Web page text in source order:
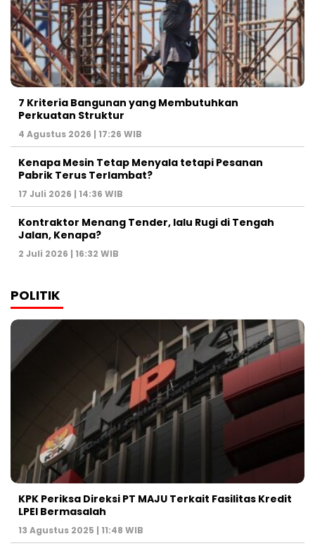
7 Kriteria Bangunan yang Membutuhkan
Perkuatan Struktur
4 Agustus 2026 | 17:26 WIB
Kenapa Mesin Tetap Menyala tetapi Pesanan
Pabrik Terus Terlambat?
17 Juli 2026 | 14:36 WIB
Kontraktor Menang Tender, lalu Rugi di Tengah
Jalan, Kenapa?
2 Juli 2026 | 16:32 WIB
POLITIK
KPK Periksa Direksi PT MAJU Terkait Fasilitas Kredit
LPEI Bermasalah
13 Agustus 2025 | 11:48 WIB